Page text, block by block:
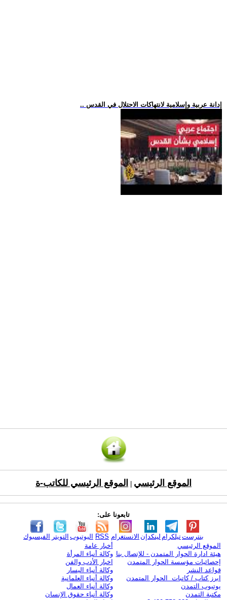
.. إدانة عربية وإسلامية لانتهاكات الاحتلال في القدس
الموقع الرئيسي الموقع الرئيسي للكاتب-ة
تابعونا على:
الفيسبوك التويتر اليوتيوب RSS الانستغرام لينكدإن تيلكرامبنترست
الموقع الرئيسي
هيئة ادارة الحوار المتمدن - للإتصال بنا
إحصائيات مؤسسة الحوار المتمدن
قواعد النشر
ابرز كتاب / كاتبات الحوار المتمدن
يوتيوب التمدن
مكتبة التمدن
أخبار عامة
وكالة أنباء المرأة
اخبار الأدب والفن
وكالة أنباء اليسار
وكالة أنباء العلمانية
وكالة أنباء العمال
وكالة أنباء حقوق الإنسان